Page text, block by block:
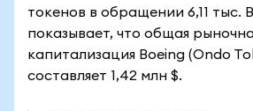
токенов в обращении 6,11 тыс.
показывает, что общая
капитализация Boeing (Ondo
составляет 1,42 млн $.